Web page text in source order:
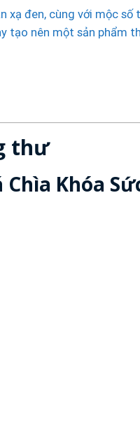
xạ đen, cùng với mộc số
tạo nên một sản phẩm
thư
Khóa